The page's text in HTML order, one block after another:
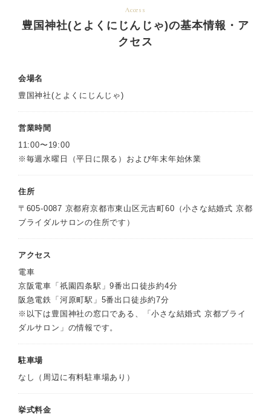
Access
豊国神社(とよくにじんじゃ)の基本情報・ア
クセス
会場名
豊国神社(とよくにじんじゃ)
営業時間
11:00〜19:00
※毎週水曜日（平日に限る）および年末年始休業
住所
〒605-0087 京都府京都市東山区元吉町60（小さな結婚式 京都
ブライダルサロンの住所です）
アクセス
電車
京阪電車「祇園四条駅」9番出口徒歩約4分
阪急電鉄「河原町駅」5番出口徒歩約7分
※以下は豊国神社の窓口である、「小さな結婚式 京都ブライ
ダルサロン」の情報です。
駐車場
なし（周辺に有料駐車場あり）
挙式料金